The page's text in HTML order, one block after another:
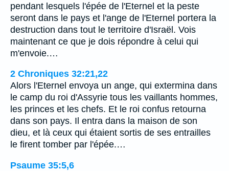
pendant lesquels l'épée de l'Eternel et la peste
seront dans le pays et l'ange de l'Eternel portera la
destruction dans tout le territoire d'Israël. Vois
maintenant ce que je dois répondre à celui qui
m'envoie.…
2 Chroniques 32:21,22
Alors l'Eternel envoya un ange, qui extermina dans
le camp du roi d'Assyrie tous les vaillants hommes,
les princes et les chefs. Et le roi confus retourna
dans son pays. Il entra dans la maison de son
dieu, et là ceux qui étaient sortis de ses entrailles
le firent tomber par l'épée.…
Psaume 35:5,6